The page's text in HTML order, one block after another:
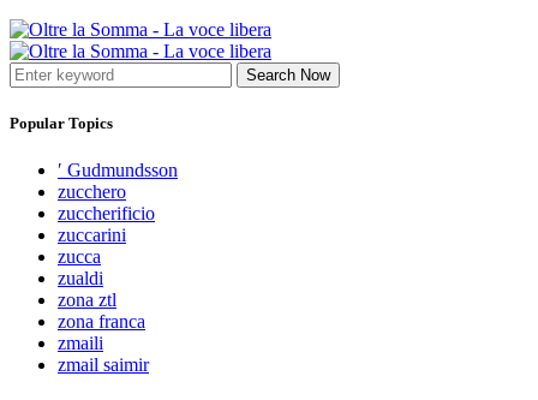
Search Now
Popular Topics
′ Gudmundsson
zucchero
zuccherificio
zuccarini
zucca
zualdi
zona ztl
zona franca
zmaili
zmail saimir